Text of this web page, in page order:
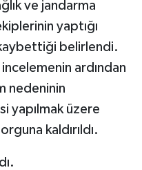
ve jandarma
yaptığı
belirlendi.
ardından
nedeninin
yapılmak üzere
kaldırıldı.